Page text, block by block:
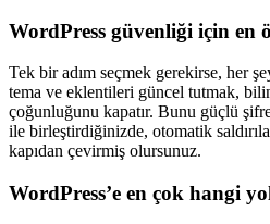
WordPress güvenliği için en
Tek bir adım seçmek gerekirse, her
tema ve eklentileri güncel tutmak,
çoğunluğunu kapatır. Bunu güçlü
ile birleştirdiğinizde, otomatik
kapıdan çevirmiş olursunuz.
WordPress’e en çok hangi